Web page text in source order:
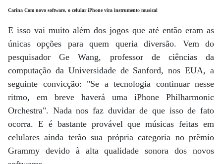
Carina Com novo software, o celular iPhone vira instrumento musical
E isso vai muito além dos jogos que até então eram as
únicas opções para quem queria diversão. Vem do
pesquisador Ge Wang, professor de ciências da
computação da Universidade de Sanford, nos EUA, a
seguinte convicção: "Se a tecnologia continuar nesse
ritmo, em breve haverá uma iPhone Philharmonic
Orchestra". Nada nos faz duvidar de que isso de fato
ocorra. E é bastante provável que músicas feitas em
celulares ainda terão sua própria categoria no prêmio
Grammy devido à alta qualidade sonora dos novos